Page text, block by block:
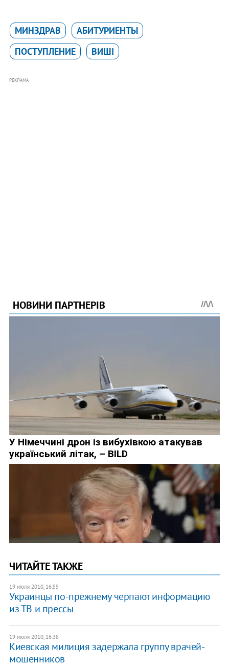
МИНЗДРАВ
АБИТУРИЕНТЫ
ПОСТУПЛЕНИЕ
ВИШІ
РЕКЛАМА
ЧИТАЙТЕ ТАКЖЕ
19 июля 2010, 16:55
Украинцы по-прежнему черпают информацию
из ТВ и прессы
19 июля 2010, 16:38
Киевская милиция задержала группу врачей-
мошенников